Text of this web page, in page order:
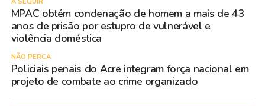
MPAC obtém condenação de homem a mais de 43
anos de prisão por estupro de vulnerável e
violência doméstica
NÃO PERCA
Policiais penais do Acre integram força nacional em
projeto de combate ao crime organizado